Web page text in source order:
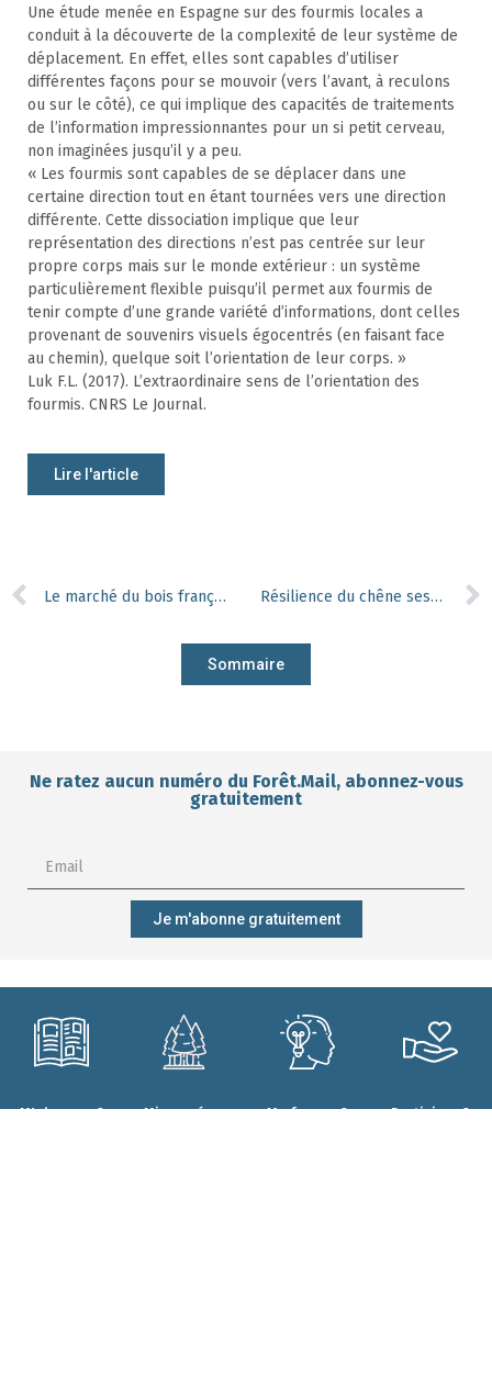
Une étude menée en Espagne sur des fourmis locales a
conduit à la découverte de la complexité de leur système de
déplacement. En effet, elles sont capables d’utiliser
différentes façons pour se mouvoir (vers l’avant, à reculons
ou sur le côté), ce qui implique des capacités de traitements
de l’information impressionnantes pour un si petit cerveau,
non imaginées jusqu’il y a peu.
« Les fourmis sont capables de se déplacer dans une
certaine direction tout en étant tournées vers une direction
différente. Cette dissociation implique que leur
représentation des directions n’est pas centrée sur leur
propre corps mais sur le monde extérieur : un système
particulièrement flexible puisqu’il permet aux fourmis de
tenir compte d’une grande variété d’informations, dont celles
provenant de souvenirs visuels égocentrés (en faisant face
au chemin), quelque soit l’orientation de leur corps. »
Luk F.L. (2017). L’extraordinaire sens de l’orientation des
fourmis. CNRS Le Journal.
Lire l'article
Le marché du bois français, un modèle complexe à déchiffrer Résilience du chêne sessile aux variations climatiques en Europe
Sommaire
Ne ratez aucun numéro du Forêt.Mail, abonnez-vous
gratuitement
Je m'abonne gratuitement
M'abonner ?
Mieux gérer
Me former ? Participer ?